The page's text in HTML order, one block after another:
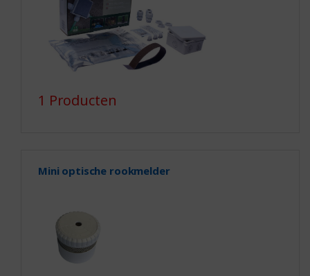
1 Producten
Mini optische rookmelder